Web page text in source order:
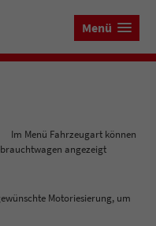
Menü
aus!
können
angezeigt
Motoriesierung, um